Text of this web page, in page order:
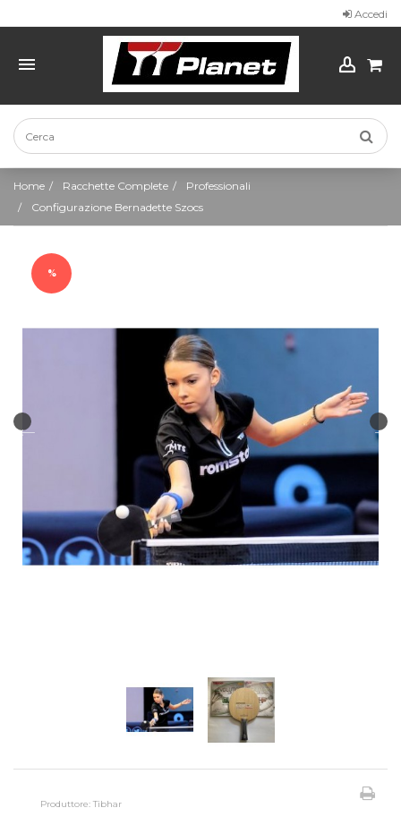
Accedi
Home Racchette Complete
Professionali
Configurazione Bernadette Szocs
%
Produttore: Tibhar